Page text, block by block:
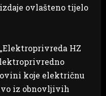
ovlašteno tijelo
HZ
koje električnu
iz obnovljivih